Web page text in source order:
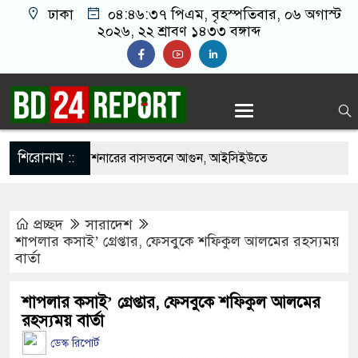
ঢাকা ০৪:৪৬:৩৮ পিএম, বৃহস্পতিবার, ০৬ অগাস্ট
২০২৬, ২২ শ্রাবণ ১৪৩৩ বঙ্গাব্দ
শিরোনাম ::হাইকমিশনারের বাসভবনে আগুন, আইসিইউতে
মামলায় গ্রেপ্তার মডেল সিমু
র‍্যাব, আসছে নতুন বাহিনী ‘স্পেশাল রেসপন্স
ফ্রি ফায়র গেম নিয়ে বিরোধে শিশু আবির হত্যা: দুই
প্রচ্ছদ
সারাদেশ
শাপলার কসাই’ গ্রেপ্তার, ফেসবুকে শফিকুল আলমের রহস্যময়
বার্তা
শাপলার কসাই’ গ্রেপ্তার, ফেসবুকে শফিকুল আলমের
রহস্যময় বার্তা
ডেস্ক রিপোর্ট